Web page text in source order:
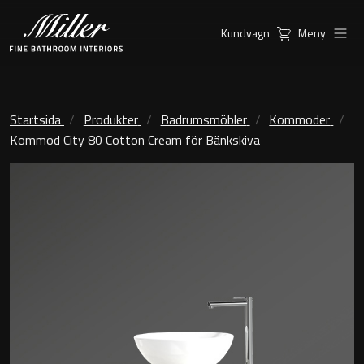
Kommoder
Serier
Ambient Speglar
CityInspiration
Kundvagn Meny
Startsida Produkter Badrumsmöbler
Kommoder
Kommod City 80 Cotton Cream för Bänkskiva